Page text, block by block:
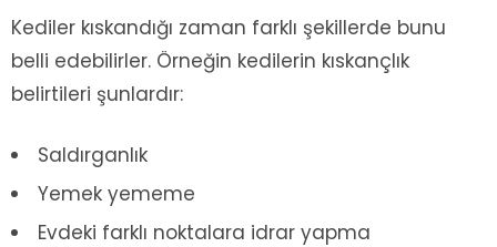
Kediler kıskandığı zaman farklı şekillerde bunu
belli edebilirler. Örneğin kedilerin kıskançlık
belirtileri şunlardır:
Saldırganlık
Yemek yememe
Evdeki farklı noktalara idrar yapma